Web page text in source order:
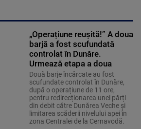
„Operațiune reușită!” A doua
barjă a fost scufundată
controlat în Dunăre.
Urmează etapa a doua
Două barje încărcate au fost
scufundate controlat în Dunăre,
după o operațiune de 11 ore,
pentru redirecționarea unei părți
din debit către Dunărea Veche și
limitarea scăderii nivelului apei în
zona Centralei de la Cernavodă.